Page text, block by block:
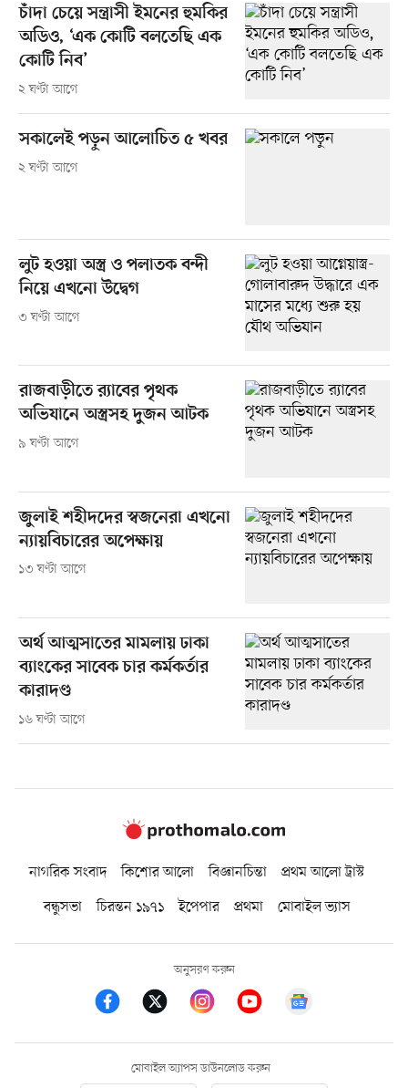
চাঁদা চেয়ে সন্ত্রাসী ইমনের হুমকির
অডিও, ‘এক কোটি বলতেছি এক
কোটি নিব’
২ ঘণ্টা আগে
সকালেই পড়ুন আলোচিত ৫ খবর
২ ঘণ্টা আগে
লুট হওয়া অস্ত্র ও পলাতক বন্দী
নিয়ে এখনো উদ্বেগ
৩ ঘণ্টা আগে
রাজবাড়ীতে র‍্যাবের পৃথক
অভিযানে অস্ত্রসহ দুজন আটক
৯ ঘণ্টা আগে
জুলাই শহীদদের স্বজনেরা এখনো
ন্যায়বিচারের অপেক্ষায়
১৩ ঘণ্টা আগে
অর্থ আত্মসাতের মামলায় ঢাকা
ব্যাংকের সাবেক চার কর্মকর্তার
কারাদণ্ড
১৬ ঘণ্টা আগে
নাগরিক সংবাদ কিশোর আলো বিজ্ঞানচিন্তা
প্রথম আলো ট্রাস্ট
বন্ধুসভা
চিরন্তন ১৯৭১ ইপেপার প্রথমা মোবাইল ভ্যাস
অনুসরণ করুন
মোবাইল অ্যাপস ডাউনলোড করুন